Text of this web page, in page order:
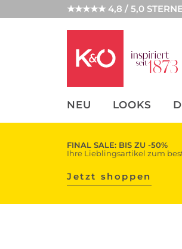
★★★★★ 4,8 / 5,0 STERNE
NEU LOOKS
UNSERE APP
CLICK &
FINAL SALE: BIS ZU -50%
Ihre Lieblingsartikel zum
Jetzt shoppen